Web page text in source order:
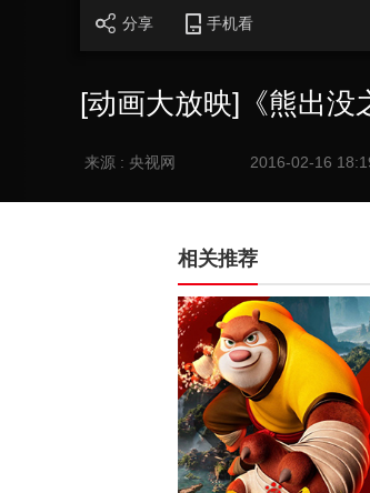
分享 手机看
[动画大放映]《熊出没
来源 : 央视网 2016-02-16
相关推荐